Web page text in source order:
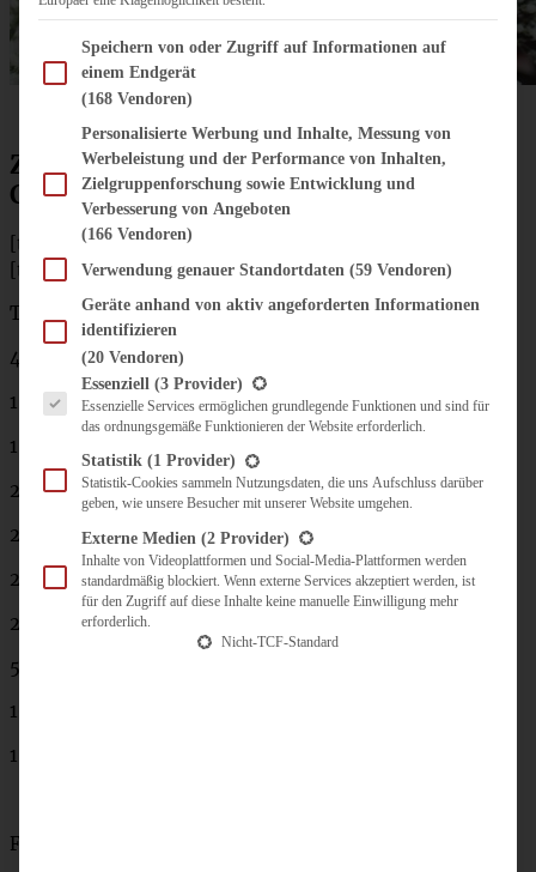
Zutaten für Schokoladen-Erdbeer Naked
Cake (20 cm)
[tabs]
[tab title=”Zutaten”]
Teig
4 Eier
1 TL Vanilleextrakt
1 Prise Salz
200 g Zucker
200 ml Raps-Öl
200 ml Mineralwasser
250 g Mehl
50 g Kakao
100 g Stärke
1 Päckchen Backpulver
Füllung
Im Folgenden finden Sie eine Liste der Zwecke des IAB Transparency and Consent
Speichern von oder Zugriff auf Informationen auf
einem Endgerät
(168 Vendoren)
Personalisierte Werbung und Inhalte, Messung von
Werbeleistung und der Performance von Inhalten,
Zielgruppenforschung sowie Entwicklung und
Verbesserung von Angeboten
(166 Vendoren)
Verwendung genauer Standortdaten (59 Vendoren)
Geräte anhand von aktiv angeforderten Informationen
identifizieren
(20 Vendoren)
Es folgt eine Liste der Service-Gruppen, für die eine Einwilligung erteilt werden
Essenziell (3 Provider)
Essenzielle Services ermöglichen grundlegende Funktionen und sind für
das ordnungsgemäße Funktionieren der Website erforderlich.
Statistik (1 Provider)
Statistik-Cookies sammeln Nutzungsdaten, die uns Aufschluss darüber
geben, wie unsere Besucher mit unserer Website umgehen.
Externe Medien (2 Provider)
Inhalte von Videoplattformen und Social-Media-Plattformen werden
standardmäßig blockiert. Wenn externe Services akzeptiert werden, ist
für den Zugriff auf diese Inhalte keine manuelle Einwilligung mehr
erforderlich.
Nicht-TCF-Standard